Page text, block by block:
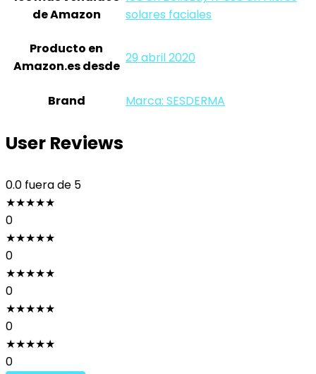
de Amazon
solares faciales
Producto en
Amazon.es desde
29 abril 2020
Brand Marca: SESDERMA
User Reviews
0.0 fuera de 5
★★★★★
0
★★★★★
0
★★★★★
0
★★★★★
0
★★★★★
0